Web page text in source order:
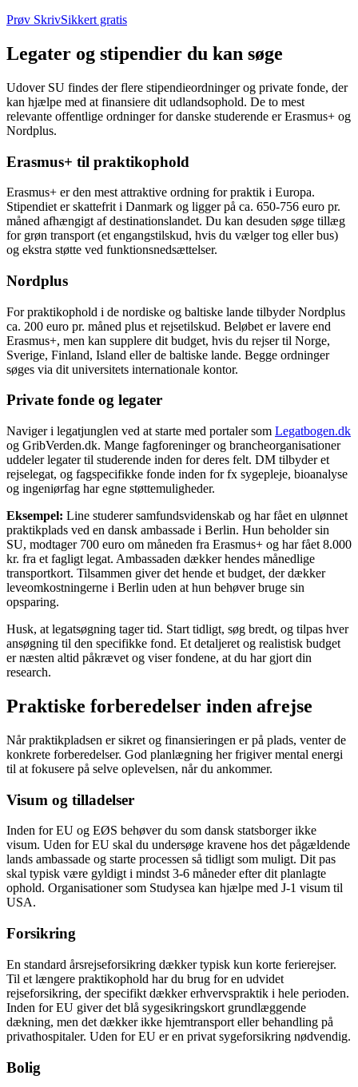
Prøv SkrivSikkert gratis
Legater og stipendier du kan søge
Udover SU findes der flere stipendieordninger og private fonde, der
kan hjælpe med at finansiere dit udlandsophold. De to mest
relevante offentlige ordninger for danske studerende er Erasmus+ og
Nordplus.
Erasmus+ til praktikophold
Erasmus+ er den mest attraktive ordning for praktik i Europa.
Stipendiet er skattefrit i Danmark og ligger på ca. 650-756 euro pr.
måned afhængigt af destinationslandet. Du kan desuden søge tillæg
for grøn transport (et engangstilskud, hvis du vælger tog eller bus)
og ekstra støtte ved funktionsnedsættelser.
Nordplus
For praktikophold i de nordiske og baltiske lande tilbyder Nordplus
ca. 200 euro pr. måned plus et rejsetilskud. Beløbet er lavere end
Erasmus+, men kan supplere dit budget, hvis du rejser til Norge,
Sverige, Finland, Island eller de baltiske lande. Begge ordninger
søges via dit universitets internationale kontor.
Private fonde og legater
Naviger i legatjunglen ved at starte med portaler som Legatbogen.dk
og GribVerden.dk. Mange fagforeninger og brancheorganisationer
uddeler legater til studerende inden for deres felt. DM tilbyder et
rejselegat, og fagspecifikke fonde inden for fx sygepleje, bioanalyse
og ingeniørfag har egne støttemuligheder.
Eksempel: Line studerer samfundsvidenskab og har fået en ulønnet
praktikplads ved en dansk ambassade i Berlin. Hun beholder sin
SU, modtager 700 euro om måneden fra Erasmus+ og har fået 8.000
kr. fra et fagligt legat. Ambassaden dækker hendes månedlige
transportkort. Tilsammen giver det hende et budget, der dækker
leveomkostningerne i Berlin uden at hun behøver bruge sin
opsparing.
Husk, at legatsøgning tager tid. Start tidligt, søg bredt, og tilpas hver
ansøgning til den specifikke fond. Et detaljeret og realistisk budget
er næsten altid påkrævet og viser fondene, at du har gjort din
research.
Praktiske forberedelser inden afrejse
Når praktikpladsen er sikret og finansieringen er på plads, venter de
konkrete forberedelser. God planlægning her frigiver mental energi
til at fokusere på selve oplevelsen, når du ankommer.
Visum og tilladelser
Inden for EU og EØS behøver du som dansk statsborger ikke
visum. Uden for EU skal du undersøge kravene hos det pågældende
lands ambassade og starte processen så tidligt som muligt. Dit pas
skal typisk være gyldigt i mindst 3-6 måneder efter dit planlagte
ophold. Organisationer som Studysea kan hjælpe med J-1 visum til
USA.
Forsikring
En standard årsrejseforsikring dækker typisk kun korte ferierejser.
Til et længere praktikophold har du brug for en udvidet
rejseforsikring, der specifikt dækker erhvervspraktik i hele perioden.
Inden for EU giver det blå sygesikringskort grundlæggende
dækning, men det dækker ikke hjemtransport eller behandling på
privathospitaler. Uden for EU er en privat sygeforsikring nødvendig.
Bolig